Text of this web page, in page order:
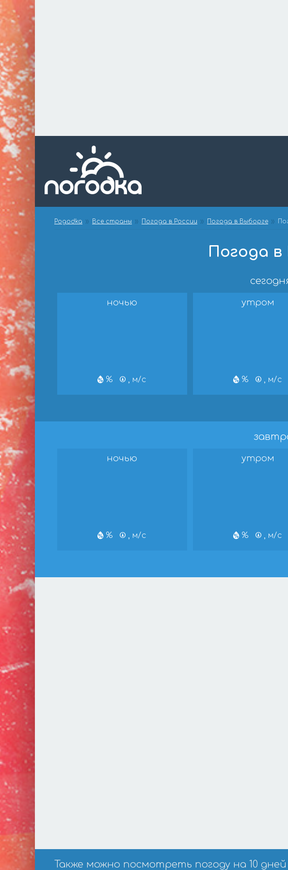
Pogodka Все страны Погода в России Погода в Выборге
Погода в
ночью
% , м/с
утром
% , м/с
ночью
% , м/с
утром
% , м/с
Также можно посмотреть погоду на 10 дней